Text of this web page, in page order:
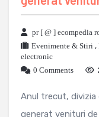
pr [ @ ] ecompedia
Evenimente & Stiri ,
electronic
0 Comments
Anul trecut, divizia
generat venituri